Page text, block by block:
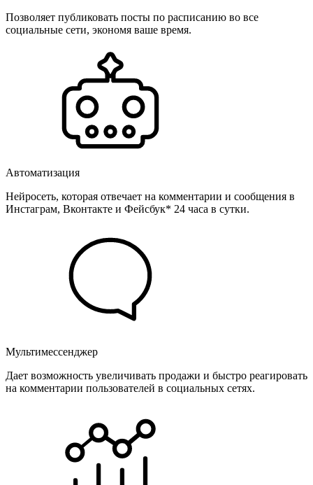
Позволяет публиковать посты по расписанию во все
социальные сети, экономя ваше время.
Автоматизация
Нейросеть, которая отвечает на комментарии и сообщения в
Инстаграм, Вконтакте и Фейсбук* 24 часа в сутки.
Мультимессенджер
Дает возможность увеличивать продажи и быстро реагировать
на комментарии пользователей в социальных сетях.